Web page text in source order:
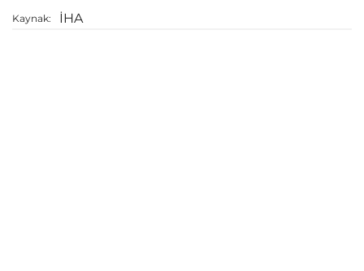
Kaynak: İHA